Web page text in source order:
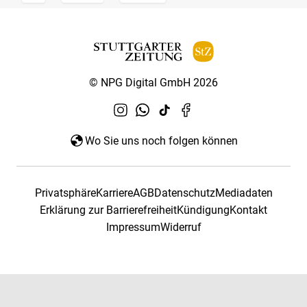
© NPG Digital GmbH 2026
Wo Sie uns noch folgen können
PrivatsphäreKarriereAGBDatenschutzMediadaten
Erklärung zur BarrierefreiheitKündigungKontakt
ImpressumWiderruf